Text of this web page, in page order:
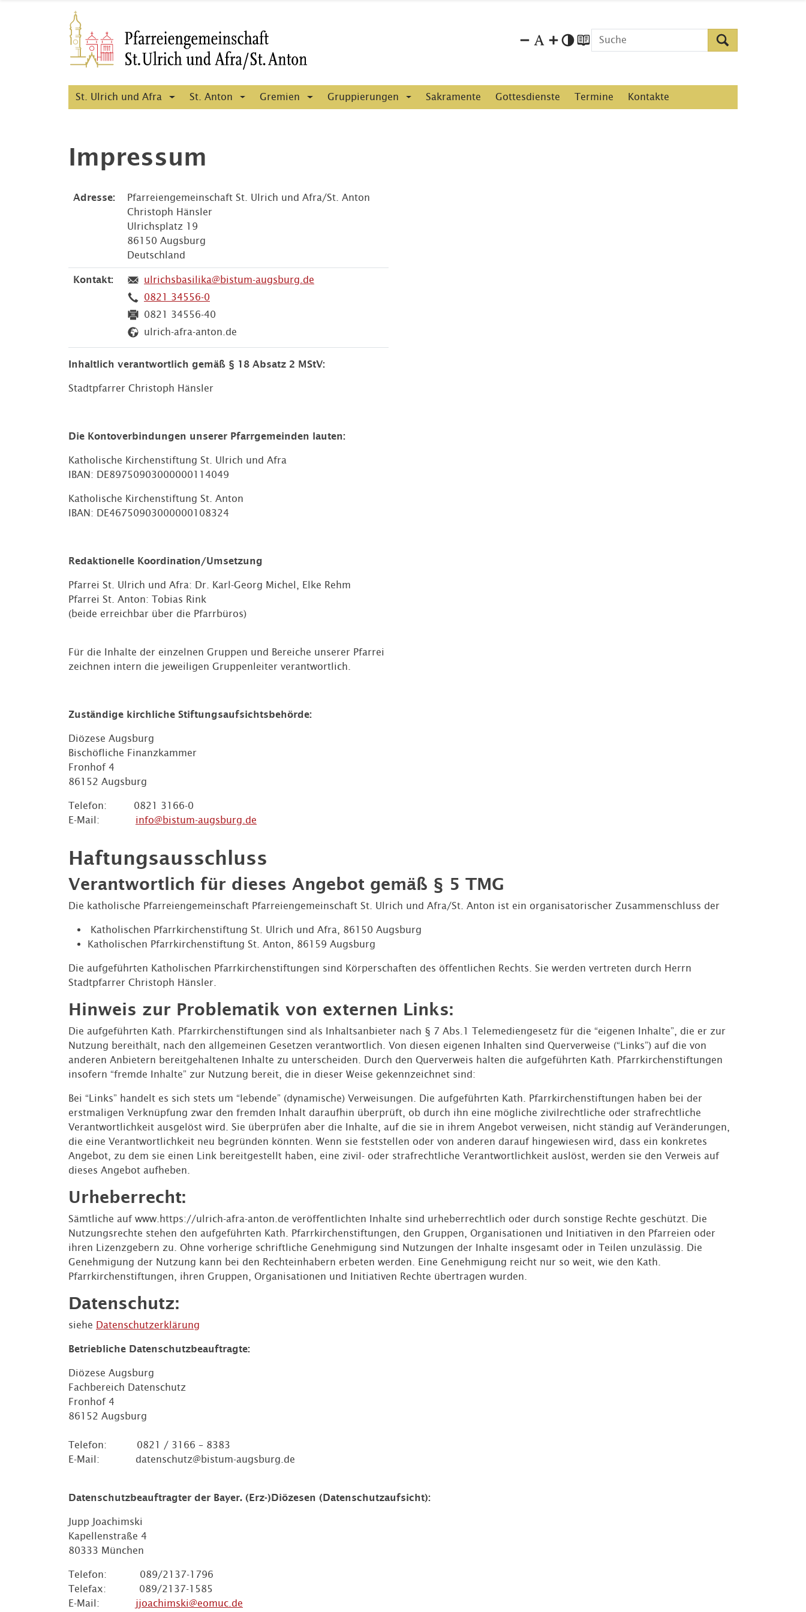
St. Ulrich und Afra St. Anton Gremien Gruppierungen Sakramente Gottesdienste Termine Kontakte
Impressum
Adresse:
Pfarreiengemeinschaft St. Ulrich und Afra/St. Anton
Christoph Hänsler
Ulrichsplatz 19
86150 Augsburg
Deutschland
Kontakt:
ulrichsbasilika@bistum-augsburg.de
0821 34556-0
0821 34556-40
ulrich-afra-anton.de
Inhaltlich verantwortlich gemäß § 18 Absatz 2 MStV:
Stadtpfarrer Christoph Hänsler
Die Kontoverbindungen unserer Pfarrgemeinden lauten:
Katholische Kirchenstiftung St. Ulrich und Afra
IBAN: DE89750903000000114049
Katholische Kirchenstiftung St. Anton
IBAN: DE46750903000000108324
Redaktionelle Koordination/Umsetzung
Pfarrei St. Ulrich und Afra: Dr. Karl-Georg Michel, Elke Rehm
Pfarrei St. Anton: Tobias Rink
(beide erreichbar über die Pfarrbüros)
Für die Inhalte der einzelnen Gruppen und Bereiche unserer Pfarrei
zeichnen intern die jeweiligen Gruppenleiter verantwortlich.
Zuständige kirchliche Stiftungsaufsichtsbehörde:
Diözese Augsburg
Bischöfliche Finanzkammer
Fronhof 4
86152 Augsburg
Telefon: 0821 3166-0
E-Mail: info@bistum-augsburg.de
Haftungsausschluss
Verantwortlich für dieses Angebot gemäß § 5 TMG
Die katholische Pfarreiengemeinschaft Pfarreiengemeinschaft St. Ulrich und Afra/St. Anton ist ein organisatorischer Zusammenschluss der
Katholischen Pfarrkirchenstiftung St. Ulrich und Afra, 86150 Augsburg
Katholischen Pfarrkirchenstiftung St. Anton, 86159 Augsburg
Die aufgeführten Katholischen Pfarrkirchenstiftungen sind Körperschaften des öffentlichen Rechts. Sie werden vertreten durch Herrn
Stadtpfarrer Christoph Hänsler.
Hinweis zur Problematik von externen Links:
Die aufgeführten Kath. Pfarrkirchenstiftungen sind als Inhaltsanbieter nach § 7 Abs.1 Telemediengesetz für die “eigenen Inhalte”, die er zur
Nutzung bereithält, nach den allgemeinen Gesetzen verantwortlich. Von diesen eigenen Inhalten sind Querverweise (“Links”) auf die von
anderen Anbietern bereitgehaltenen Inhalte zu unterscheiden. Durch den Querverweis halten die aufgeführten Kath. Pfarrkirchenstiftungen
insofern “fremde Inhalte” zur Nutzung bereit, die in dieser Weise gekennzeichnet sind:
Bei “Links” handelt es sich stets um “lebende” (dynamische) Verweisungen. Die aufgeführten Kath. Pfarrkirchenstiftungen haben bei der
erstmaligen Verknüpfung zwar den fremden Inhalt daraufhin überprüft, ob durch ihn eine mögliche zivilrechtliche oder strafrechtliche
Verantwortlichkeit ausgelöst wird. Sie überprüfen aber die Inhalte, auf die sie in ihrem Angebot verweisen, nicht ständig auf Veränderungen,
die eine Verantwortlichkeit neu begründen könnten. Wenn sie feststellen oder von anderen darauf hingewiesen wird, dass ein konkretes
Angebot, zu dem sie einen Link bereitgestellt haben, eine zivil- oder strafrechtliche Verantwortlichkeit auslöst, werden sie den Verweis auf
dieses Angebot aufheben.
Urheberrecht:
Sämtliche auf www.https://ulrich-afra-anton.de veröffentlichten Inhalte sind urheberrechtlich oder durch sonstige Rechte geschützt. Die
Nutzungsrechte stehen den aufgeführten Kath. Pfarrkirchenstiftungen, den Gruppen, Organisationen und Initiativen in den Pfarreien oder
ihren Lizenzgebern zu. Ohne vorherige schriftliche Genehmigung sind Nutzungen der Inhalte insgesamt oder in Teilen unzulässig. Die
Genehmigung der Nutzung kann bei den Rechteinhabern erbeten werden. Eine Genehmigung reicht nur so weit, wie den Kath.
Pfarrkirchenstiftungen, ihren Gruppen, Organisationen und Initiativen Rechte übertragen wurden.
Datenschutz:
siehe Datenschutzerklärung
Betriebliche Datenschutzbeauftragte:
Diözese Augsburg
Fachbereich Datenschutz
Fronhof 4
86152 Augsburg
Telefon: 0821 / 3166 – 8383
E-Mail: datenschutz@bistum-augsburg.de
Datenschutzbeauftragter der Bayer. (Erz-)Diözesen (Datenschutzaufsicht):
Jupp Joachimski
Kapellenstraße 4
80333 München
Telefon: 089/2137-1796
Telefax: 089/2137-1585
E-Mail: jjoachimski@eomuc.de